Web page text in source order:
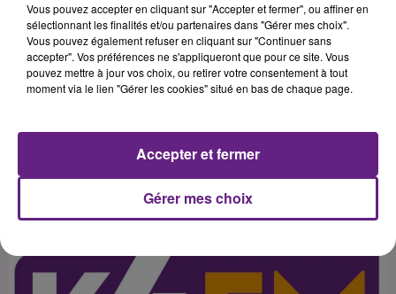
scolaire efficace dans le canton de
Gevrey-Chambertin, la dernière
proposition du président côte-
d'orien François Sauvadet a fait
Publié : 6 octobre 2015 à 3h14 par 45
Vous pouvez accepter en cliquant sur "Accepter et fermer", ou affiner en
sélectionnant les finalités et/ou partenaires dans "Gérer mes choix".
Vous pouvez également refuser en cliquant sur "Continuer sans
accepter". Vos préférences ne s'appliqueront que pour ce site. Vous
pouvez mettre à jour vos choix, ou retirer votre consentement à tout
moment via le lien "Gérer les cookies" situé en bas de chaque page.
Gérer mes choix
Accepter et fermer